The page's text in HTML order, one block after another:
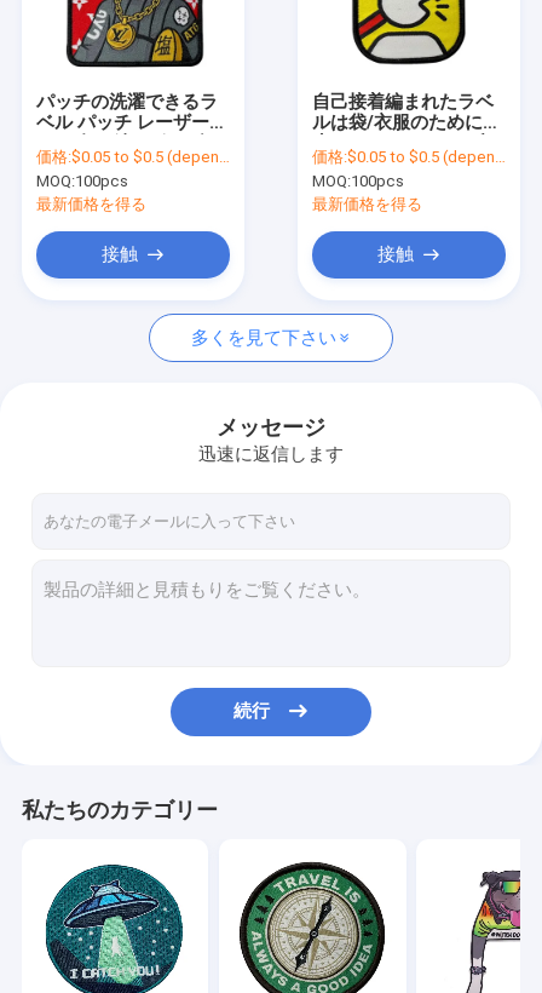
品質管理
お問い合わせ
パッチの印刷された鉄
注文の刺繍されたパッチ
パッチの洗濯できるラ
ベル パッチ レーザーの
を切った
価格:$0.05 to $0.5 (depends on the design and order quantity)
MOQ:100pcs
最新価格を得る
接触
自己接着編まれたラベ
ルは袋/衣服のために防
のMerrowのボーダーを
修繕する
価格:$0.05 to $0.5 (depends on the design and order quantity)
MOQ:100pcs
最新価格を得る
接触
多くを見て下さい
メッセージ
迅速に返信します
続行
私たちのカテゴリー